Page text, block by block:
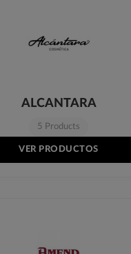
ALCANTARA
5 Products
VER PRODUCTOS